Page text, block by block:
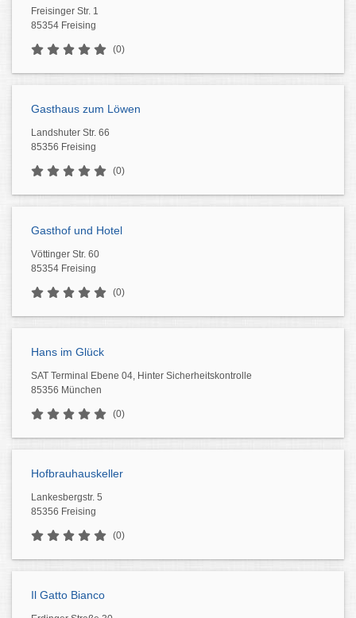
Freisinger Str. 1
85354 Freising
(0)
Gasthaus zum Löwen
Landshuter Str. 66
85356 Freising
(0)
Gasthof und Hotel
Vöttinger Str. 60
85354 Freising
(0)
Hans im Glück
SAT Terminal Ebene 04, Hinter Sicherheitskontrolle
85356 München
(0)
Hofbrauhauskeller
Lankesbergstr. 5
85356 Freising
(0)
Il Gatto Bianco